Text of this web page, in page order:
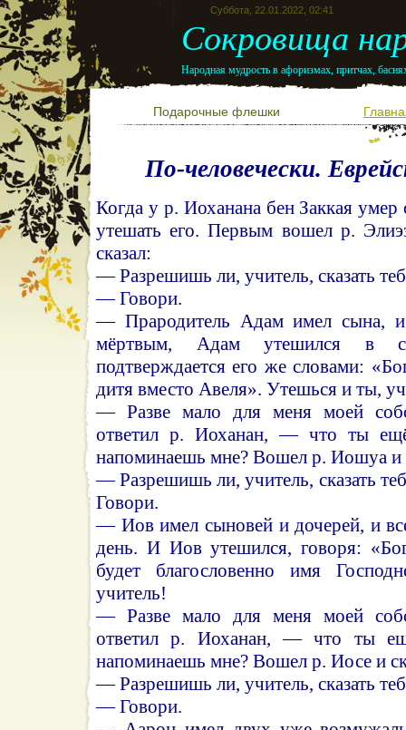
Суббота, 22.01.2022, 02:41
Сокровища
Народная мудрость в афоризмах, притчах,
Подарочные флешки
По-человечески.
Когда у р. Иоханана бен Заккая
утешать его. Первым вошел р.
сказал:
— Разрешишь ли, учитель, сказать
— Говори.
— Прародитель Адам имел сына, и
мёртвым, Адам утешился в
подтверждается его же словами:
дитя вместо Авеля». Утешься и ты,
— Разве мало для меня моей
ответил р. Иоханан, — что ты
напоминаешь мне? Вошел р. Иошуа и
— Разрешишь ли, учитель, сказать
Говори.
— Иов имел сыновей и дочерей, и
день. И Иов утешился, говоря:
будет благословенно имя
учитель!
— Разве мало для меня моей
ответил р. Иоханан, — что ты
напоминаешь мне? Вошел р. Иосе и
— Разрешишь ли, учитель, сказать
— Говори.